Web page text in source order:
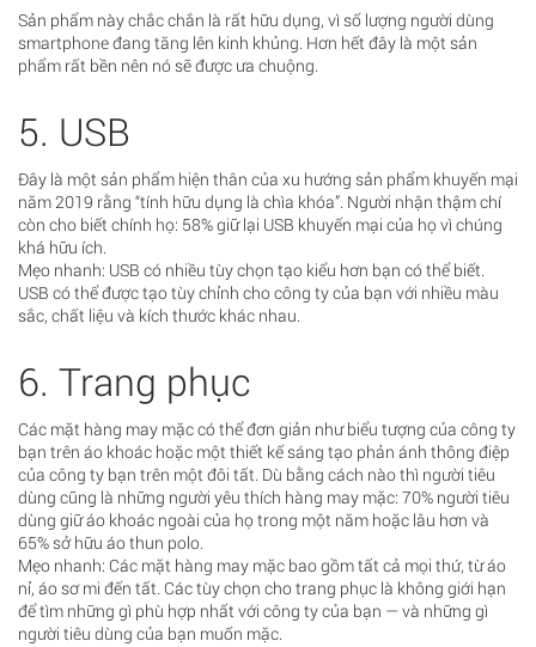
Sản phẩm này chắc chắn là rất hữu dụng, vì số lượng người dùng
smartphone đang tăng lên kinh khủng. Hơn hết đây là một sản
phẩm rất bền nên nó sẽ được ưa chuộng.
5. USB
Đây là một sản phẩm hiện thân của xu hướng sản phẩm khuyến mại
năm 2019 rằng “tính hữu dụng là chìa khóa”. Người nhận thậm chí
còn cho biết chính họ: 58% giữ lại USB khuyến mại của họ vì chúng
khá hữu ích.
Mẹo nhanh: USB có nhiều tùy chọn tạo kiểu hơn bạn có thể biết.
USB có thể được tạo tùy chỉnh cho công ty của bạn với nhiều màu
sắc, chất liệu và kích thước khác nhau.
6. Trang phục
Các mặt hàng may mặc có thể đơn giản như biểu tượng của công ty
bạn trên áo khoác hoặc một thiết kế sáng tạo phản ánh thông điệp
của công ty bạn trên một đôi tất. Dù bằng cách nào thì người tiêu
dùng cũng là những người yêu thích hàng may mặc: 70% người tiêu
dùng giữ áo khoác ngoài của họ trong một năm hoặc lâu hơn và
65% sở hữu áo thun polo.
Mẹo nhanh: Các mặt hàng may mặc bao gồm tất cả mọi thứ, từ áo
nỉ, áo sơ mi đến tất. Các tùy chọn cho trang phục là không giới hạn
để tìm những gì phù hợp nhất với công ty của bạn — và những gì
người tiêu dùng của bạn muốn mặc.